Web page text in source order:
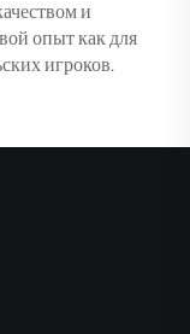
и
опыт как для
игроков.